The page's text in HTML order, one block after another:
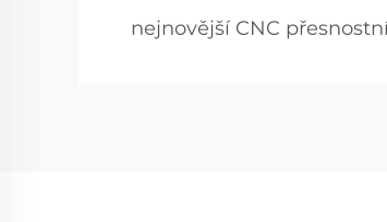
nejnovější CNC